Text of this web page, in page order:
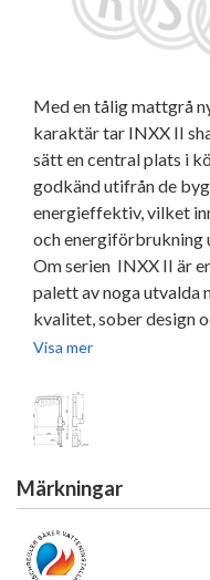
Med en tålig mattgrå
karaktär tar INXX II
sätt en central plats i
godkänd utifrån de
energieffektiv, vilket
och energiförbrukning
Om serien INXX II är
palett av noga utvalda
kvalitet, sober design
ultimata serien.
• Keramisk tätning
•Omställbar
•Flexibla
•Svängbar pip 60°,
Visa mer
Märkningar